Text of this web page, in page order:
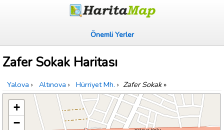
Önemli Yerler
Zafer Sokak Haritası
Yalova › Altınova › Hürriyet Mh. › Zafer Sokak»
+
−